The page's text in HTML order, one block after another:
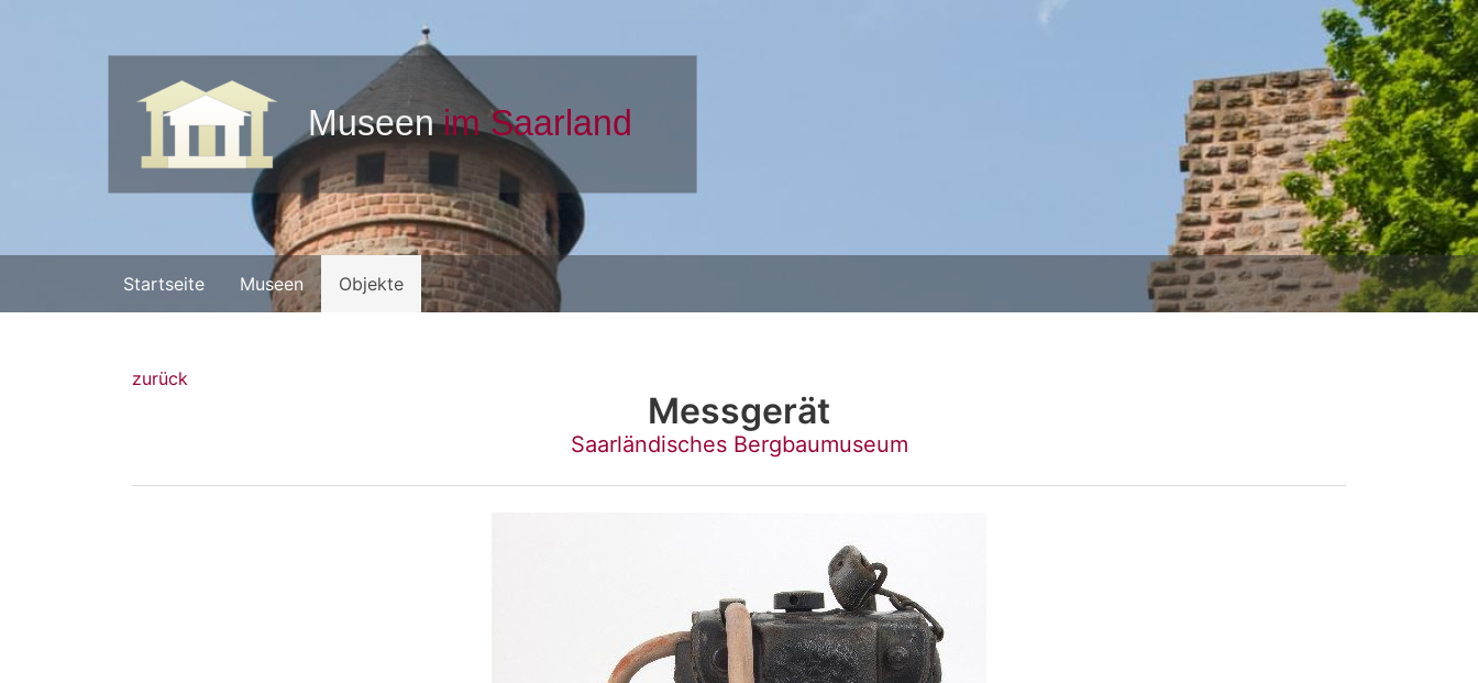
Startseite Museen Objekte
zurück
Messgerät
Saarländisches Bergbaumuseum